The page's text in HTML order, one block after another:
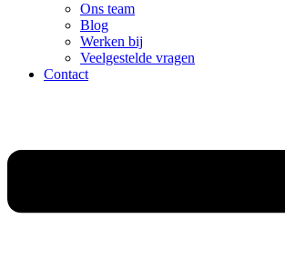
Ons team
Blog
Werken bij
Veelgestelde vragen
Contact